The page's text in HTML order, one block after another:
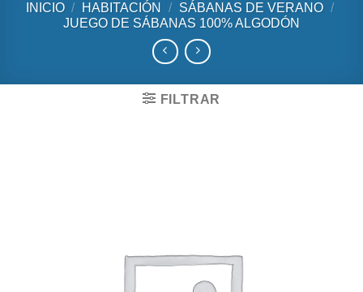
INICIO / HABITACIÓN / SÁBANAS DE VERANO /
JUEGO DE SÁBANAS 100% ALGODÓN
FILTRAR